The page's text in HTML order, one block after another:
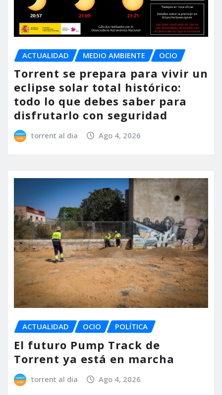
ACTUALIDAD MEDIO AMBIENTE OCIO
Torrent se prepara para vivir un
eclipse solar total histórico:
todo lo que debes saber para
disfrutarlo con seguridad
torrent al dia Ago 4, 2026
ACTUALIDAD OCIO POLÍTICA
El futuro Pump Track de
Torrent ya está en marcha
torrent al dia Ago 4, 2026